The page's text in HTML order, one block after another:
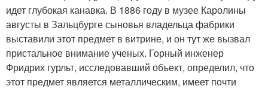
идет глубокая канавка. В 1886 году в музее Каролины
августы в Зальцбурге сыновья владельца фабрики
выставили этот предмет в витрине, и он тут же вызвал
пристальное внимание ученых. Горный инженер
Фридрих гурльт, исследовавший объект, определил, что
этот предмет является металлическим, имеет почти